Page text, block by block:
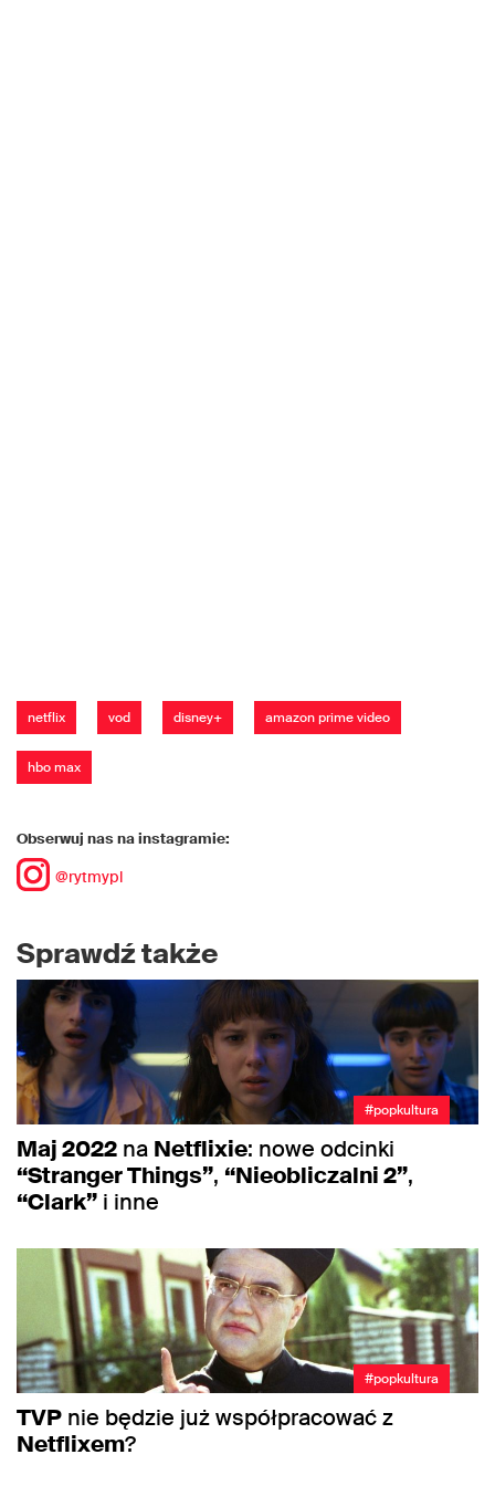
netflix vod disney+ amazon prime video
hbo max
Obserwuj nas na instagramie:
@rytmypl
Sprawdź także
#popkultura
Maj 2022 na Netflixie: nowe odcinki
“Stranger Things”, “Nieobliczalni 2”,
“Clark” i inne
#popkultura
TVP nie będzie już współpracować z
Netflixem?